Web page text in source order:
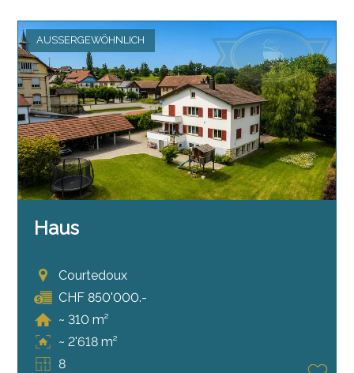
AUSSERGEWÖHNLICH
Haus
Courtedoux
CHF 850'000.-
~ 310 m²
~ 2'618 m²
8